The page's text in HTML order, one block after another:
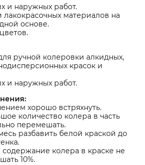
и наружных работ.
материалов на
основе.
ручной колеровки алкидных,
красок и
и наружных работ.
хорошо встряхнуть.
количество колера в часть
перемешать.
разбавить белой краской до
колера в краске не
10%.